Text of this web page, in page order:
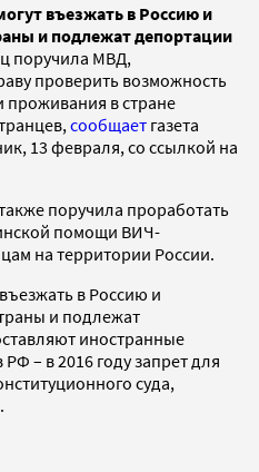
въезжать в Россию и
и подлежат депортации
поручила МВД,
проверить возможность
проживания в стране
сообщает газета
13 февраля, со ссылкой на
поручила проработать
помощи ВИЧ-
на территории России.
в Россию и
и подлежат
иностранные
– в 2016 году запрет для
суда,